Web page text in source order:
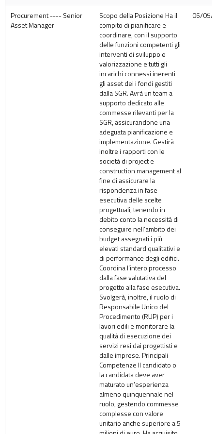
Procurement ---- Senior
Asset Manager
Scopo della Posizione Ha il
compito di pianificare e
coordinare, con il supporto
delle funzioni competenti gli
interventi di sviluppo e
valorizzazione e tutti gli
incarichi connessi inerenti
gli asset dei i fondi gestiti
dalla SGR. Avrà un team a
supporto dedicato alle
commesse rilevanti per la
SGR, assicurandone una
adeguata pianificazione e
implementazione. Gestirà
inoltre i rapporti con le
società di project e
construction management al
fine di assicurare la
rispondenza in fase
esecutiva delle scelte
progettuali, tenendo in
debito conto la necessità di
conseguire nell’ambito dei
budget assegnati i più
elevati standard qualitativi e
di performance degli edifici.
Coordina l’intero processo
dalla fase valutativa del
progetto alla fase esecutiva.
Svolgerà, inoltre, il ruolo di
Responsabile Unico del
Procedimento (RUP) per i
lavori edili e monitorare la
qualità di esecuzione dei
servizi resi dai progettisti e
dalle imprese. Principali
Competenze Il candidato o
la candidata deve aver
maturato un’esperienza
almeno quinquennale nel
ruolo, gestendo commesse
complesse con valore
unitario anche superiore a 5
06/05/